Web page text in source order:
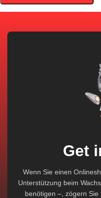
Get
Wenn Sie einen
Unterstützung beim
benötigen –, zögern